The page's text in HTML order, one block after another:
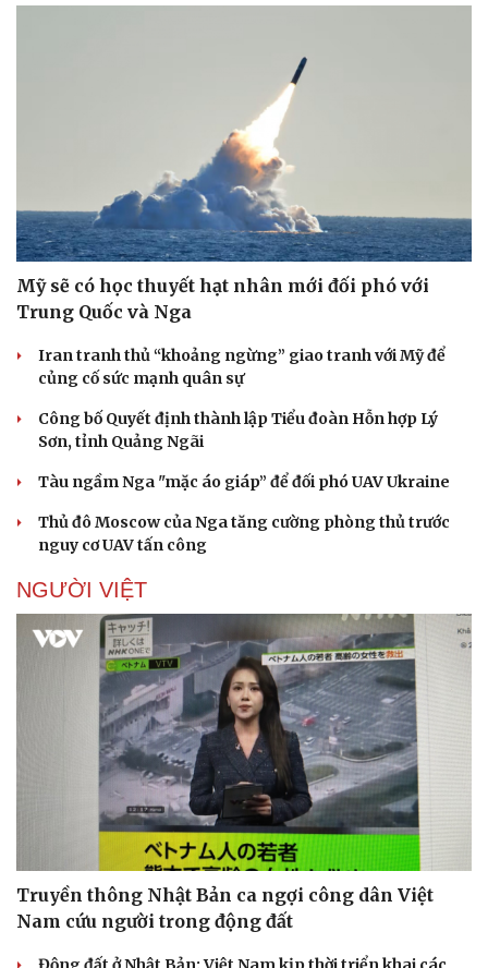
Tư vấn luật
Quân sự - Quốc phòng
Vũ khí
Việt Nam
Phân tích
Mỹ sẽ có học thuyết hạt nhân mới đối phó với
Trung Quốc và Nga
Iran tranh thủ “khoảng ngừng” giao tranh với Mỹ để
củng cố sức mạnh quân sự
Công bố Quyết định thành lập Tiểu đoàn Hỗn hợp Lý
Sơn, tỉnh Quảng Ngãi
Tàu ngầm Nga "mặc áo giáp” để đối phó UAV Ukraine
Thủ đô Moscow của Nga tăng cường phòng thủ trước
nguy cơ UAV tấn công
NGƯỜI VIỆT
Truyền thông Nhật Bản ca ngợi công dân Việt
Nam cứu người trong động đất